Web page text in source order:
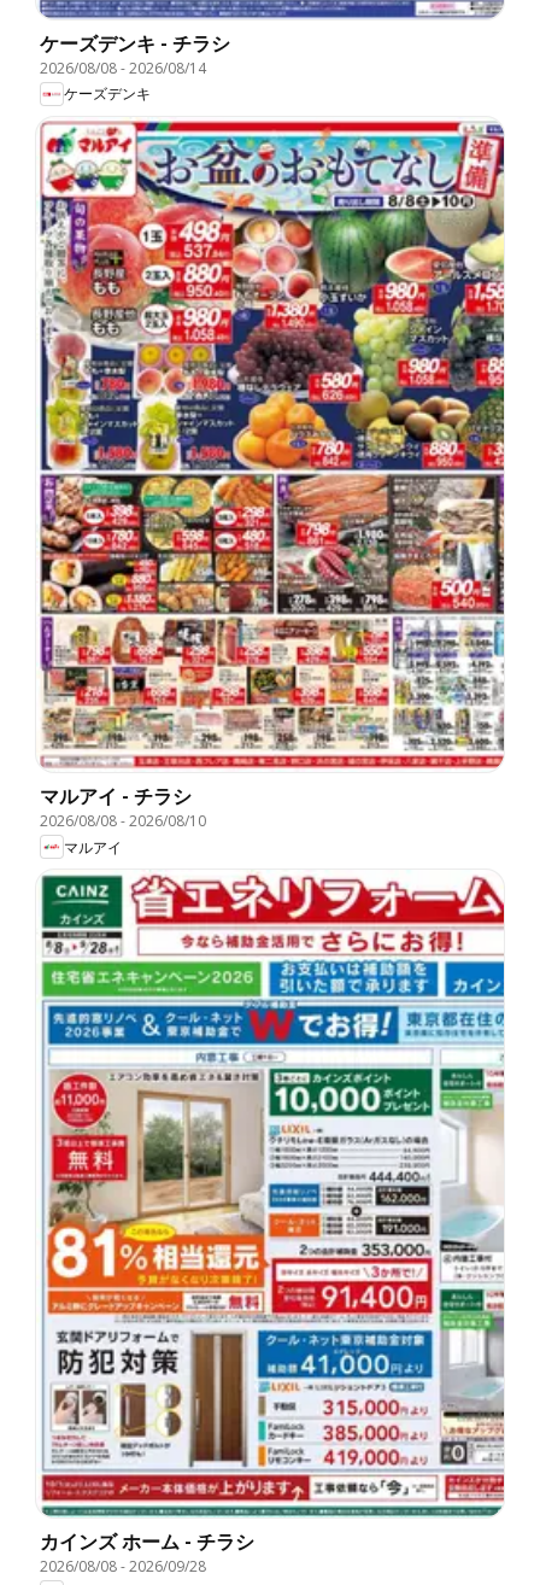
ケーズデンキ - チラシ
2026/08/08-2026/08/14
ケーズデンキ
マルアイ - チラシ
2026/08/08-2026/08/10
マルアイ
カインズ ホーム - チラシ
2026/08/08-2026/09/28